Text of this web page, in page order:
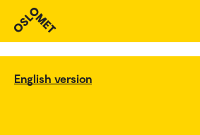
English version